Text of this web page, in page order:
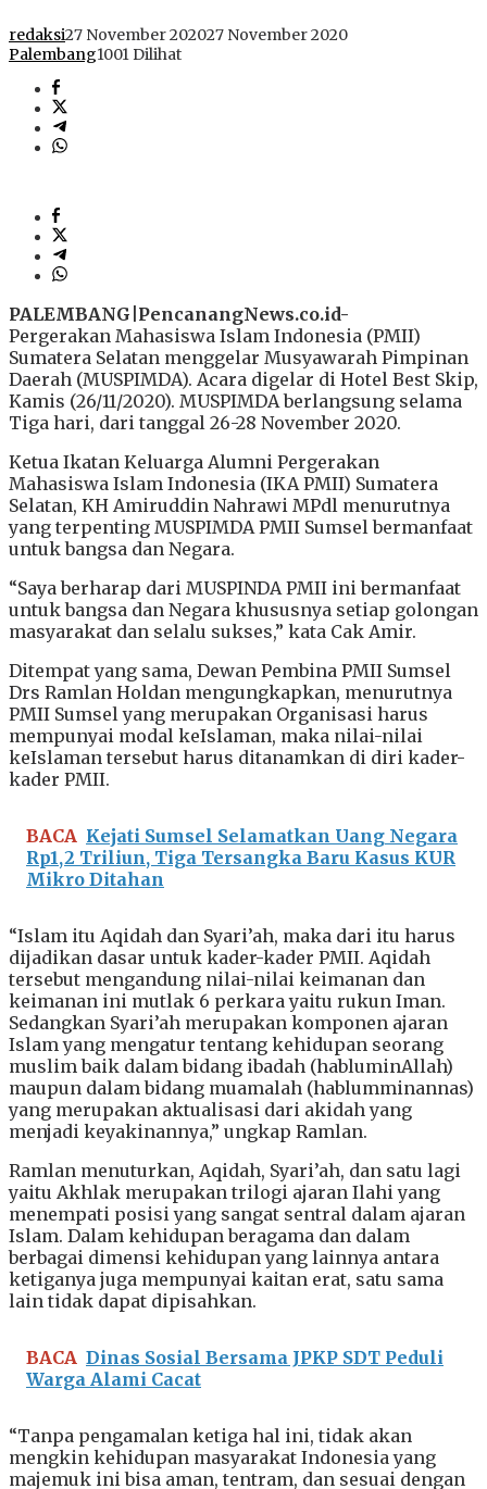
redaksi27 November 202027 November 2020
Palembang1001 Dilihat
PALEMBANG|PencanangNews.co.id-
Pergerakan Mahasiswa Islam Indonesia (PMII)
Sumatera Selatan menggelar Musyawarah Pimpinan
Daerah (MUSPIMDA). Acara digelar di Hotel Best Skip,
Kamis (26/11/2020). MUSPIMDA berlangsung selama
Tiga hari, dari tanggal 26-28 November 2020.
Ketua Ikatan Keluarga Alumni Pergerakan
Mahasiswa Islam Indonesia (IKA PMII) Sumatera
Selatan, KH Amiruddin Nahrawi MPdl menurutnya
yang terpenting MUSPIMDA PMII Sumsel bermanfaat
untuk bangsa dan Negara.
“Saya berharap dari MUSPINDA PMII ini bermanfaat
untuk bangsa dan Negara khususnya setiap golongan
masyarakat dan selalu sukses,” kata Cak Amir.
Ditempat yang sama, Dewan Pembina PMII Sumsel
Drs Ramlan Holdan mengungkapkan, menurutnya
PMII Sumsel yang merupakan Organisasi harus
mempunyai modal keIslaman, maka nilai-nilai
keIslaman tersebut harus ditanamkan di diri kader-
kader PMII.
BACA Kejati Sumsel Selamatkan Uang Negara
Rp1,2 Triliun, Tiga Tersangka Baru Kasus KUR
Mikro Ditahan
“Islam itu Aqidah dan Syari’ah, maka dari itu harus
dijadikan dasar untuk kader-kader PMII. Aqidah
tersebut mengandung nilai-nilai keimanan dan
keimanan ini mutlak 6 perkara yaitu rukun Iman.
Sedangkan Syari’ah merupakan komponen ajaran
Islam yang mengatur tentang kehidupan seorang
muslim baik dalam bidang ibadah (habluminAllah)
maupun dalam bidang muamalah (hablumminannas)
yang merupakan aktualisasi dari akidah yang
menjadi keyakinannya,” ungkap Ramlan.
Ramlan menuturkan, Aqidah, Syari’ah, dan satu lagi
yaitu Akhlak merupakan trilogi ajaran Ilahi yang
menempati posisi yang sangat sentral dalam ajaran
Islam. Dalam kehidupan beragama dan dalam
berbagai dimensi kehidupan yang lainnya antara
ketiganya juga mempunyai kaitan erat, satu sama
lain tidak dapat dipisahkan.
BACA Dinas Sosial Bersama JPKP SDT Peduli
Warga Alami Cacat
“Tanpa pengamalan ketiga hal ini, tidak akan
mengkin kehidupan masyarakat Indonesia yang
majemuk ini bisa aman, tentram, dan sesuai dengan